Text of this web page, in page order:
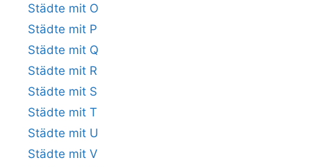
Städte mit O
Städte mit P
Städte mit Q
Städte mit R
Städte mit S
Städte mit T
Städte mit U
Städte mit V